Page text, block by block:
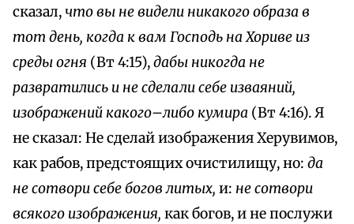
сказал,что вы не видели никакого образа в
тот день, когда к вам Господь на Хориве из
среды огня (Вт 4:15),дабы никогда не
развратились и не сделали себе изваяний,
изображений какого–либо кумира (Вт 4:16). Я
не сказал: Не сделай изображения Херувимов,
как рабов, предстоящих очистилищу, но: да
не сотвори себебогов литых, и: не сотвори
всякого изображения, как богов, и не послужи